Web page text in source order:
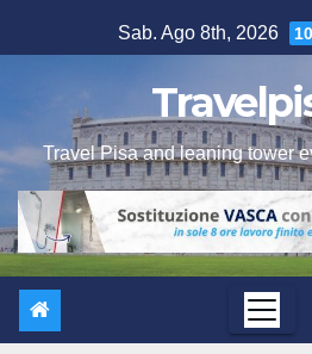
al
Sab. Ago 8th, 2026
Travel Pisa and leaning tower